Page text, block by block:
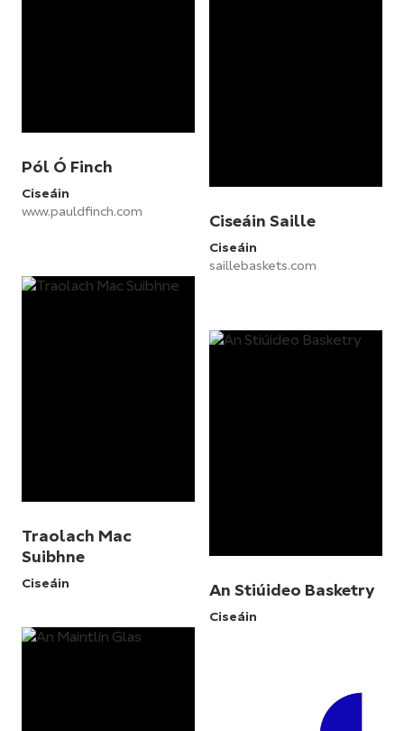
Pól Ó Finch
Ciseáin
www.pauldfinch.com
Ciseáin Saille
Ciseáin
saillebaskets.com
Traolach Mac
Suibhne
Ciseáin An Stiúideo Basketry
Ciseáin